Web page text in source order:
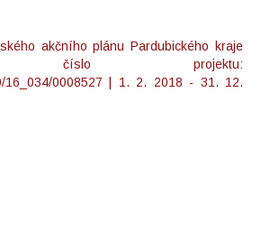
akčního plánu Pardubického kraje
číslo projektu:
16_034/0008527 | 1. 2. 2018 - 31. 12.